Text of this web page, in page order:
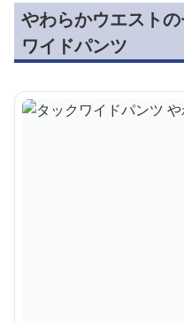
やわらかウエスト
ワイドパンツ